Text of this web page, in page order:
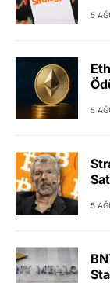
5
5
5